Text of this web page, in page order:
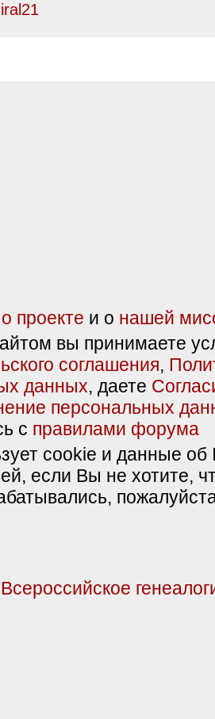
о проекте и о нашей
вы принимаете
соглашения,
данных, даете
персональных
с правилами форума
cookie и данные об
если Вы не хотите,
Всероссийское